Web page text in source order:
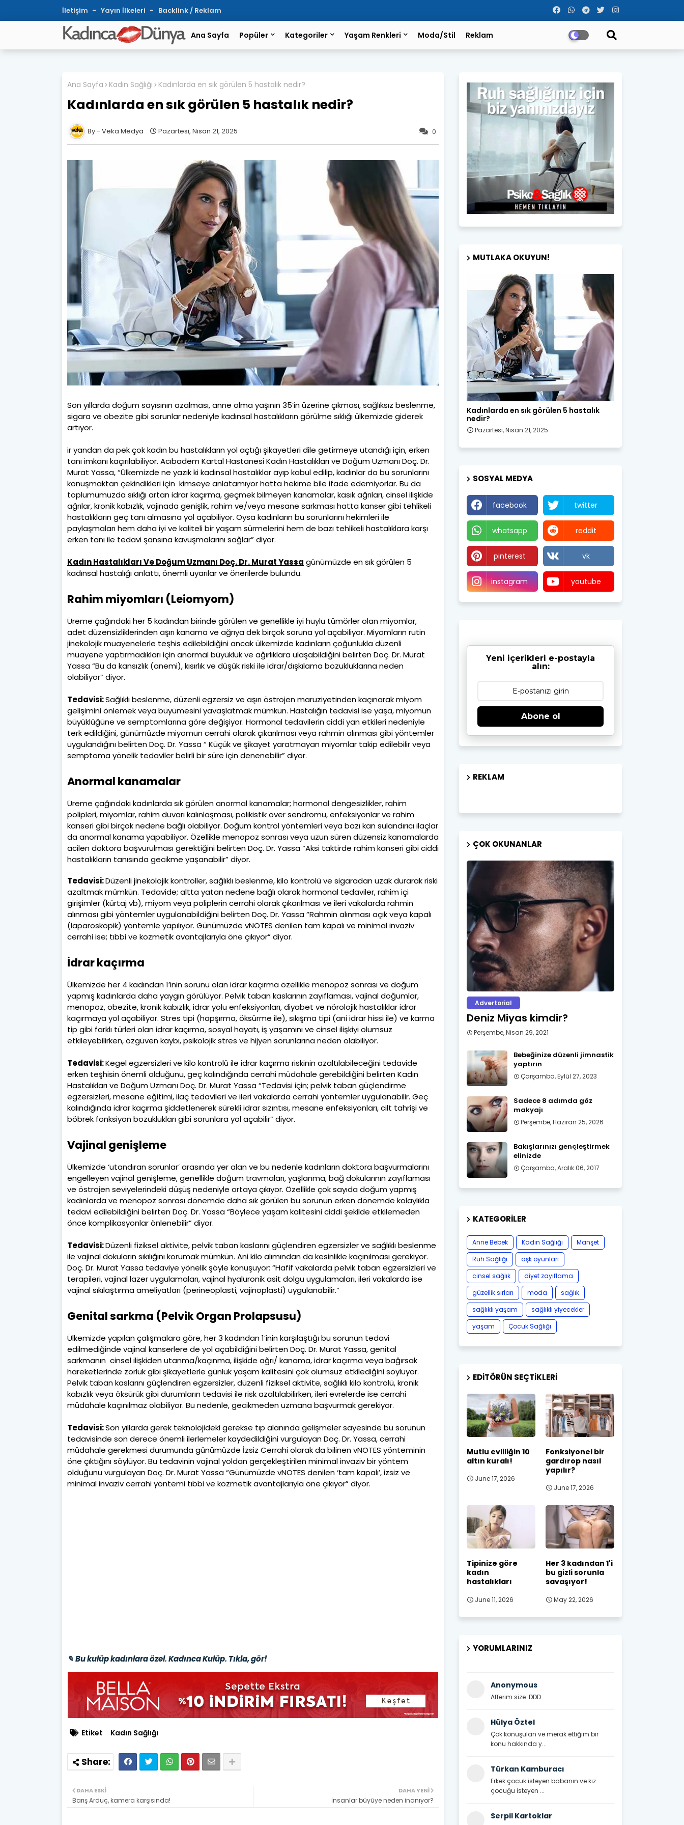
İletişim Yayın İlkeleri Backlink / Reklam
Ana Sayfa Popüler Kategoriler Yaşam Renkleri Moda/Stil Reklam
Ana Sayfa Kadın Sağlığı Kadınlarda en sık görülen 5 hastalık nedir?
Kadınlarda en sık görülen 5 hastalık nedir?
0
Veka Medya Pazartesi, Nisan 21, 2025
Son yıllarda doğum sayısının azalması, anne olma yaşının 35’in üzerine çıkması, sağlıksız beslenme,
sigara ve obezite gibi sorunlar nedeniyle kadınsal hastalıkların görülme sıklığı ülkemizde giderek
artıyor.
ir yandan da pek çok kadın bu hastalıkların yol açtığı şikayetleri dile getirmeye utandığı için, erken
tanı imkanı kaçırılabiliyor. Acıbadem Kartal Hastanesi Kadın Hastalıkları ve Doğum Uzmanı Doç. Dr.
Murat Yassa, “Ülkemizde ne yazık ki kadınsal hastalıklar ayıp kabul edilip, kadınlar da bu sorunlarını
konuşmaktan çekindikleri için kimseye anlatamıyor hatta hekime bile ifade edemiyorlar. Bu da
toplumumuzda sıklığı artan idrar kaçırma, geçmek bilmeyen kanamalar, kasık ağrıları, cinsel ilişkide
ağrılar, kronik kabızlık, vajinada genişlik, rahim ve/veya mesane sarkması hatta kanser gibi tehlikeli
hastalıkların geç tanı almasına yol açabiliyor. Oysa kadınların bu sorunlarını hekimleri ile
paylaşmaları hem daha iyi ve kaliteli bir yaşam sürmelerini hem de bazı tehlikeli hastalıklara karşı
erken tanı ile tedavi şansına kavuşmalarını sağlar” diyor.
Kadın Hastalıkları Ve Doğum Uzmanı Doç. Dr. Murat Yassa günümüzde en sık görülen 5
kadınsal hastalığı anlattı, önemli uyarılar ve önerilerde bulundu.
Rahim miyomları (Leiomyom)
Üreme çağındaki her 5 kadından birinde görülen ve genellikle iyi huylu tümörler olan miyomlar,
adet düzensizliklerinden aşırı kanama ve ağrıya dek birçok soruna yol açabiliyor. Miyomların rutin
jinekolojik muayenelerle teşhis edilebildiğini ancak ülkemizde kadınların çoğunlukla düzenli
muayene yaptırmadıkları için anormal büyüklük ve ağırlıklara ulaşabildiğini belirten Doç. Dr. Murat
Yassa “Bu da kansızlık (anemi), kısırlık ve düşük riski ile idrar/dışkılama bozukluklarına neden
olabiliyor” diyor.
Tedavisi:Sağlıklı beslenme, düzenli egzersiz ve aşırı östrojen maruziyetinden kaçınarak miyom
gelişimini önlemek veya büyümesini yavaşlatmak mümkün. Hastalığın tedavisi ise yaşa, miyomun
büyüklüğüne ve semptomlarına göre değişiyor. Hormonal tedavilerin ciddi yan etkileri nedeniyle
terk edildiğini, günümüzde miyomun cerrahi olarak çıkarılması veya rahmin alınması gibi yöntemler
uygulandığını belirten Doç. Dr. Yassa “ Küçük ve şikayet yaratmayan miyomlar takip edilebilir veya
semptoma yönelik tedaviler belirli bir süre için denenebilir” diyor.
Anormal kanamalar
Üreme çağındaki kadınlarda sık görülen anormal kanamalar; hormonal dengesizlikler, rahim
polipleri, miyomlar, rahim duvarı kalınlaşması, polikistik over sendromu, enfeksiyonlar ve rahim
kanseri gibi birçok nedene bağlı olabiliyor. Doğum kontrol yöntemleri veya bazı kan sulandırıcı ilaçlar
da anormal kanama yapabiliyor. Özellikle menopoz sonrası veya uzun süren düzensiz kanamalarda
acilen doktora başvurulması gerektiğini belirten Doç. Dr. Yassa “Aksi taktirde rahim kanseri gibi ciddi
hastalıkların tanısında gecikme yaşanabilir” diyor.
Tedavisi:Düzenli jinekolojik kontroller, sağlıklı beslenme, kilo kontrolü ve sigaradan uzak durarak riski
azaltmak mümkün. Tedavide; altta yatan nedene bağlı olarak hormonal tedaviler, rahim içi
girişimler (kürtaj vb), miyom veya poliplerin cerrahi olarak çıkarılması ve ileri vakalarda rahmin
alınması gibi yöntemler uygulanabildiğini belirten Doç. Dr. Yassa “Rahmin alınması açık veya kapalı
(laparoskopik) yöntemle yapılıyor. Günümüzde vNOTES denilen tam kapalı ve minimal invaziv
cerrahi ise; tıbbi ve kozmetik avantajlarıyla öne çıkıyor” diyor.
İdrar kaçırma
Ülkemizde her 4 kadından 1’inin sorunu olan idrar kaçırma özellikle menopoz sonrası ve doğum
yapmış kadınlarda daha yaygın görülüyor. Pelvik taban kaslarının zayıflaması, vajinal doğumlar,
menopoz, obezite, kronik kabızlık, idrar yolu enfeksiyonları, diyabet ve nörolojik hastalıklar idrar
kaçırmaya yol açabiliyor. Stres tipi (hapşırma, öksürme ile), sıkışma tipi (ani idrar hissi ile) ve karma
tip gibi farklı türleri olan idrar kaçırma, sosyal hayatı, iş yaşamını ve cinsel ilişkiyi olumsuz
etkileyebilirken, özgüven kaybı, psikolojik stres ve hijyen sorunlarına neden olabiliyor.
Tedavisi:Kegel egzersizleri ve kilo kontrolü ile idrar kaçırma riskinin azaltılabileceğini tedavide
erken teşhisin önemli olduğunu, geç kalındığında cerrahi müdahale gerebildiğini belirten Kadın
Hastalıkları ve Doğum Uzmanı Doç. Dr. Murat Yassa “Tedavisi için; pelvik taban güçlendirme
egzersizleri, mesane eğitimi, ilaç tedavileri ve ileri vakalarda cerrahi yöntemler uygulanabilir. Geç
kalındığında idrar kaçırma şiddetlenerek sürekli idrar sızıntısı, mesane enfeksiyonları, cilt tahrişi ve
böbrek fonksiyon bozuklukları gibi sorunlara yol açabilir” diyor.
Vajinal genişleme
Ülkemizde ‘utandıran sorunlar’ arasında yer alan ve bu nedenle kadınların doktora başvurmalarını
engelleyen vajinal genişleme, genellikle doğum travmaları, yaşlanma, bağ dokularının zayıflaması
ve östrojen seviyelerindeki düşüş nedeniyle ortaya çıkıyor. Özellikle çok sayıda doğum yapmış
kadınlarda ve menopoz sonrası dönemde daha sık görülen bu sorunun erken dönemde kolaylıkla
tedavi edilebildiğini belirten Doç. Dr. Yassa “Böylece yaşam kalitesini ciddi şekilde etkilemeden
önce komplikasyonlar önlenebilir” diyor.
Tedavisi:Düzenli fiziksel aktivite, pelvik taban kaslarını güçlendiren egzersizler ve sağlıklı beslenme
ile vajinal dokuların sıkılığını korumak mümkün. Ani kilo alımından da kesinlikle kaçınılması gerekiyor.
Doç. Dr. Murat Yassa tedaviye yönelik şöyle konuşuyor: “Hafif vakalarda pelvik taban egzersizleri ve
terapileri, vajinal lazer uygulamaları, vajinal hyaluronik asit dolgu uygulamaları, ileri vakalarda ise
vajinal sıkılaştırma ameliyatları (perineoplasti, vajinoplasti) uygulanabilir.”
Genital sarkma (Pelvik Organ Prolapsusu)
Ülkemizde yapılan çalışmalara göre, her 3 kadından 1’inin karşılaştığı bu sorunun tedavi
edilmediğinde vajinal kanserlere de yol açabildiğini belirten Doç. Dr. Murat Yassa, genital
sarkmanın cinsel ilişkiden utanma/kaçınma, ilişkide ağrı/ kanama, idrar kaçırma veya bağırsak
hareketlerinde zorluk gibi şikayetlerle günlük yaşam kalitesini çok olumsuz etkilediğini söylüyor.
Pelvik taban kaslarını güçlendiren egzersizler, düzenli fiziksel aktivite, sağlıklı kilo kontrolü, kronik
kabızlık veya öksürük gibi durumların tedavisi ile risk azaltılabilirken, ileri evrelerde ise cerrahi
müdahale kaçınılmaz olabiliyor. Bu nedenle, gecikmeden uzmana başvurmak gerekiyor.
Tedavisi:Son yıllarda gerek teknolojideki gerekse tıp alanında gelişmeler sayesinde bu sorunun
tedavisinde son derece önemli ilerlemeler kaydedildiğini vurgulayan Doç. Dr. Yassa, cerrahi
müdahale gerekmesi durumunda günümüzde İzsiz Cerrahi olarak da bilinen vNOTES yönteminin
öne çıktığını söylüyor. Bu tedavinin vajinal yoldan gerçekleştirilen minimal invaziv bir yöntem
olduğunu vurgulayan Doç. Dr. Murat Yassa “Günümüzde vNOTES denilen ‘tam kapalı’, izsiz ve
minimal invaziv cerrahi yöntemi tıbbi ve kozmetik avantajlarıyla öne çıkıyor” diyor.
✎ Bu kulüp kadınlara özel. Kadınca Kulüp. Tıkla, gör!
Etiket Kadın Sağlığı
DAHA YENI
İnsanlar büyüye neden inanıyor?
DAHA ESKI
Barış Arduç, kamera karşısında!
MUTLAKA OKUYUN!
Kadın Sağlığı
Kadınlarda en sık görülen 5 hastalık
nedir?
Pazartesi, Nisan 21, 2025
SOSYAL MEDYA
facebook twitter
whatsapp reddit
pinterest vk
instagram youtube
Yeni içerikleri e-postayla
alın:
Abone ol
REKLAM
ÇOK OKUNANLAR
Advertorial
Deniz Miyas kimdir?
Perşembe, Nisan 29, 2021
Bebeğinize düzenli jimnastik
yaptırın
Çarşamba, Eylül 27, 2023
Sadece 8 adımda göz
makyajı
Perşembe, Haziran 25, 2026
Bakışlarınızı gençleştirmek
elinizde
Çarşamba, Aralık 06, 2017
KATEGORILER
Anne Bebek Kadın Sağlığı
Manşet
Ruh Sağlığı
aşk oyunları
cinsel sağlık
diyet zayıflama
güzellik sırları
moda
sağlık
sağlıklı yaşam
sağlıklı yiyecekler
yaşam
Çocuk Sağlığı
EDITÖRÜN SEÇTIKLERI
Mutlu evliliğin 10
altın kuralı!
June 17, 2026
Fonksiyonel bir
gardırop nasıl
yapılır?
June 17, 2026
Tipinize göre
kadın
hastalıkları
June 11, 2026
Her 3 kadından 1'i
bu gizli sorunla
savaşıyor!
May 22, 2026
YORUMLARINIZ
Anonymous
Afferim size :DDD
Hülya Öztel
Çok konuşulan ve merak ettiğim bir
konu hakkında y...
Türkan Kamburacı
Erkek çocuk isteyen babanın ve kız
çocuğu isteyen ...
Serpil Kartoklar